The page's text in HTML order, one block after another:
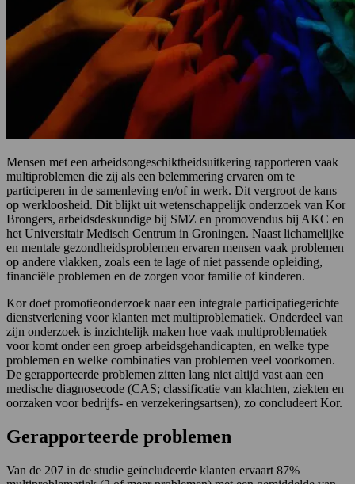
Mensen met een arbeidsongeschiktheidsuitkering rapporteren vaak
multiproblemen die zij als een belemmering ervaren om te
participeren in de samenleving en/of in werk. Dit vergroot de kans
op werkloosheid. Dit blijkt uit wetenschappelijk onderzoek van Kor
Brongers, arbeidsdeskundige bij SMZ en promovendus bij AKC en
het Universitair Medisch Centrum in Groningen. Naast lichamelijke
en mentale gezondheidsproblemen ervaren mensen vaak problemen
op andere vlakken, zoals een te lage of niet passende opleiding,
financiële problemen en de zorgen voor familie of kinderen.
Kor doet promotieonderzoek naar een integrale participatiegerichte
dienstverlening voor klanten met multiproblematiek. Onderdeel van
zijn onderzoek is inzichtelijk maken hoe vaak multiproblematiek
voor komt onder een groep arbeidsgehandicapten, en welke type
problemen en welke combinaties van problemen veel voorkomen.
De gerapporteerde problemen zitten lang niet altijd vast aan een
medische diagnosecode (CAS; classificatie van klachten, ziekten en
oorzaken voor bedrijfs- en verzekeringsartsen), zo concludeert Kor.
Gerapporteerde problemen
Van de 207 in de studie geïncludeerde klanten ervaart 87%